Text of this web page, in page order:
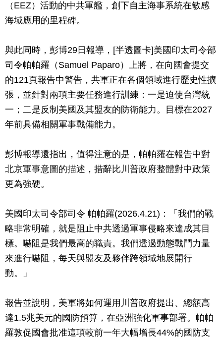
（EEZ）活動的中共軍艦，創下自主海事系統在敏感
海域應用的里程碑。
與此同時，彭博29日報導，[半透圖卡]美國印太司令部
司令帕帕羅（Samuel Paparo）上將，在向國會提交
的121頁報告中警告，共軍正在各個領域進行歷史性擴
張，並針對兩項主要任務進行訓練：一是迫使台灣統
一；二是反制美國及其盟友的防衛能力。目標在2027
年前具備相關軍事戰備能力。
彭博報導還指出，值得注意的是，帕帕羅在報告中對
北京軍事意圖的描述，措辭比川普政府整體對中政策
更為強硬。
美國印太司令部司令 帕帕羅(2026.4.21)：「我們的戰
略非常明確，就是阻止中共透過軍事侵略來達成其目
標。嚇阻是我們最高的職責。我們透過動態戰鬥力量
來進行嚇阻，每天與盟友及夥伴跨領域地展開行
動。」
報告並說明，美軍將如何運用川普政府提出、總額高
達1.5兆美元的國防預算，在亞洲強化軍事部署。帕帕
羅敦促國會批准這項較前一年大幅增長44%的國防支